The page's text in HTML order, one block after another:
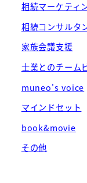
相続マーケティ
相続コンサルタ
家族会議支援
士業とのチーム
muneo's voice
マインドセット
book&movie
その他